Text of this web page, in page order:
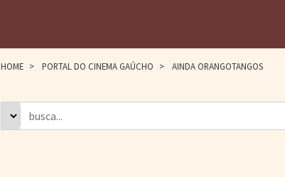
HOME > PORTAL DO CINEMA GAÚCHO > AINDA ORANGOTANGOS